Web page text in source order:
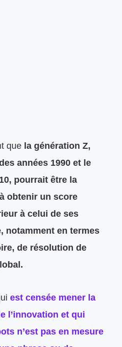
que la génération Z,
années 1990 et le
pourrait être la
obtenir un score
à celui de ses
notamment en termes
de résolution de
est censée mener la
l’innovation et qui
n’est pas en mesure